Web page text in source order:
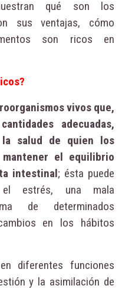
qué son los
sus ventajas, cómo
son ricos en
vivos que,
adecuadas,
salud de quien los
el equilibrio
intestinal; ésta puede
estrés, una mala
de determinados
en los hábitos
diferentes funciones
y la asimilación de